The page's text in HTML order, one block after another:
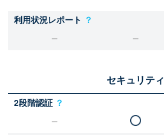
利用状況レポート ？
セキュリティ
2段階認証 ？